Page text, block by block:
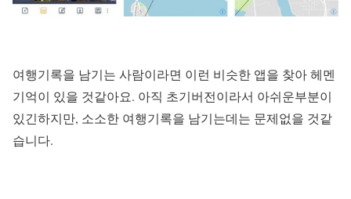
여행기록을 남기는 사람이라면 이런 비슷한 앱을 찾아 헤멘
기억이 있을 것같아요. 아직 초기버전이라서 아쉬운부분이
있긴하지만, 소소한 여행기록을 남기는데는 문제없을 것같
습니다.